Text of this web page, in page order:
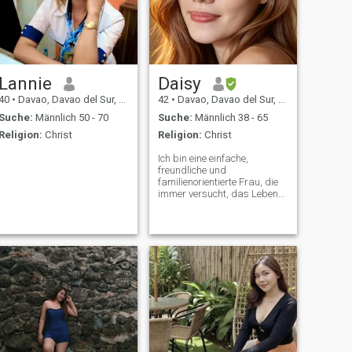
Lannie
• Davao, Davao del Sur, Philippinen
Suche: Männlich 50 - 70
Religion: Christ
Daisy
42 • Davao, Davao del Sur, Philippinen
Suche: Männlich 38 - 65
Religion: Christ
Ich bin eine einfache,
freundliche und
familienorientierte Frau, die
immer versucht, das Leben
der mich akzeptiert, wie ich
bin. Jemand, der seine Liebe
und Anstrengung zeigt, nicht
nur am Anfang, sondern
überall, jemand, der mich
jeden Tag sicher, geliebt und
besonders fühlen lässt.
Schicken Sie mir keine
Nachricht, wenn Sie Ihre
Suche nicht ernst meinen.